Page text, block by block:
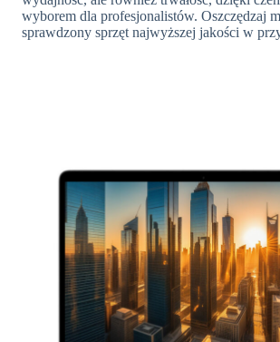
wyborem dla profesjonalistów. Oszczędzaj
sprawdzony sprzęt najwyższej jakości w